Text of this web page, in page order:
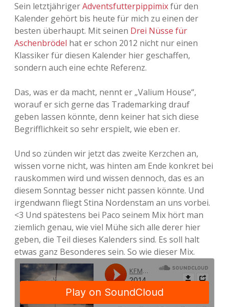
Sein letztjährigerAdventsfutterpippimixfür den
Kalender gehört bis heute für mich zu einen der
besten überhaupt. Mit seinen Drei Nüsse für
Aschenbrödel hat er schon 2012 nicht nur einen
Klassiker für diesen Kalender hier geschaffen,
sondern auch eine echte Referenz.
Das, was er da macht, nennt er „Valium House“,
worauf er sich gerne das Trademarking drauf
geben lassen könnte, denn keiner hat sich diese
Begrifflichkeit so sehr erspielt, wie eben er.
Und so zünden wir jetzt das zweite Kerzchen an,
wissen vorne nicht, was hinten am Ende konkret bei
rauskommen wird und wissen dennoch, das es an
diesem Sonntag besser nicht passen könnte. Und
irgendwann fliegt Stina Nordenstam an uns vorbei.
<3 Und spätestens bei Paco seinem Mix hört man
ziemlich genau, wie viel Mühe sich alle derer hier
geben, die Teil dieses Kalenders sind. Es soll halt
etwas ganz Besonderes sein. So wie dieser Mix.